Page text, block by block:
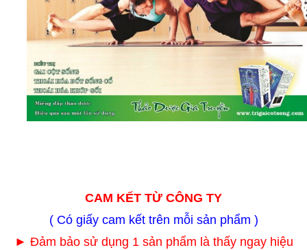
CAM KẾT TỪ CÔNG TY
( Có giấy cam kết trên mỗi sản phẩm )
► Đảm bảo sử dụng 1 sản phẩm là thấy ngay hiệu